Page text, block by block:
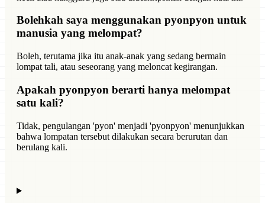
Bolehkah saya menggunakan pyonpyon untuk
manusia yang melompat?
Boleh, terutama jika itu anak-anak yang sedang bermain
lompat tali, atau seseorang yang meloncat kegirangan.
Apakah pyonpyon berarti hanya melompat
satu kali?
Tidak, pengulangan 'pyon' menjadi 'pyonpyon' menunjukkan
bahwa lompatan tersebut dilakukan secara berurutan dan
berulang kali.